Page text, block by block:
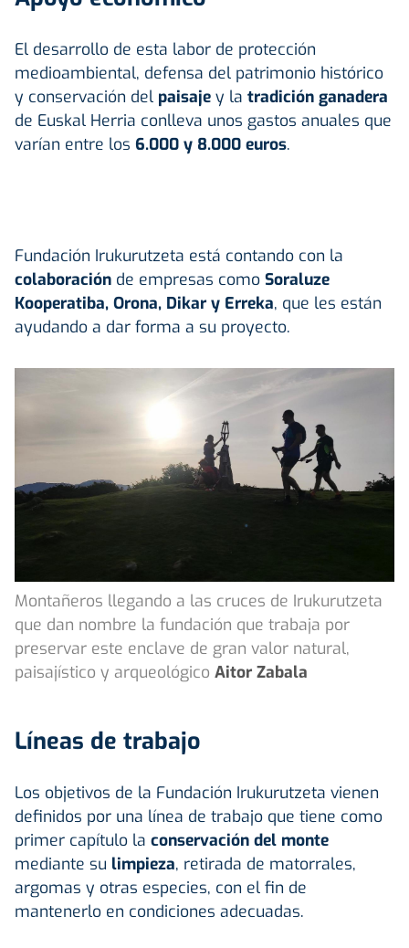
El desarrollo de esta labor de protección
medioambiental, defensa del patrimonio histórico
y conservación del paisaje y la tradición ganadera
de Euskal Herria conlleva unos gastos anuales que
varían entre los 6.000 y 8.000 euros.
Fundación Irukurutzeta está contando con la
colaboración de empresas como Soraluze
Kooperatiba, Orona, Dikar y Erreka, que les están
ayudando a dar forma a su proyecto.
Montañeros llegando a las cruces de Irukurutzeta
que dan nombre la fundación que trabaja por
preservar este enclave de gran valor natural,
paisajístico y arqueológico Aitor Zabala
Líneas de trabajo
Los objetivos de la Fundación Irukurutzeta vienen
definidos por una línea de trabajo que tiene como
primer capítulo la conservación del monte
mediante su limpieza, retirada de matorrales,
argomas y otras especies, con el fin de
mantenerlo en condiciones adecuadas.